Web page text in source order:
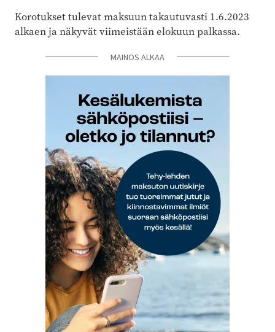
Korotukset tulevat maksuun takautuvasti 1.6.2023
alkaen ja näkyvät viimeistään elokuun palkassa.
MAINOS ALKAA